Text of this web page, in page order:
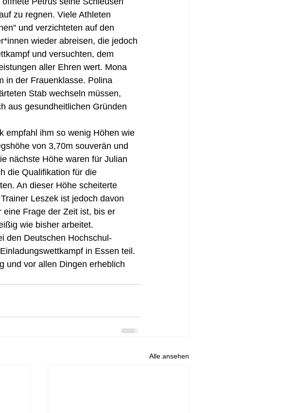
zu regnen. Viele Athleten
und verzichteten auf den
wieder abreisen, die jedoch
und versuchten, dem
aller Ehren wert. Mona
in der Frauenklasse. Polina
Stab wechseln müssen,
aus gesundheitlichen Gründen
empfahl ihm so wenig Höhen wie
von 3,70m souverän und
nächste Höhe waren für Julian
die Qualifikation für die
An dieser Höhe scheiterte
Leszek ist jedoch davon
Frage der Zeit ist, bis er
wie bisher arbeitet.
den Deutschen Hochschul-
in Essen teil.
und vor allen Dingen erheblich
Alle ansehen